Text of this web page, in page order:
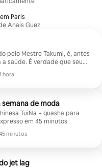
Paris
Anais Guez
pelo Mestre Takumi, é, antes
saúde. É verdade que seu
excelente capacidade de
tonificando e
de envelhecimento
hora
semana de moda
TuiNa + guasha para
em 45 minutos
minutos
jet lag